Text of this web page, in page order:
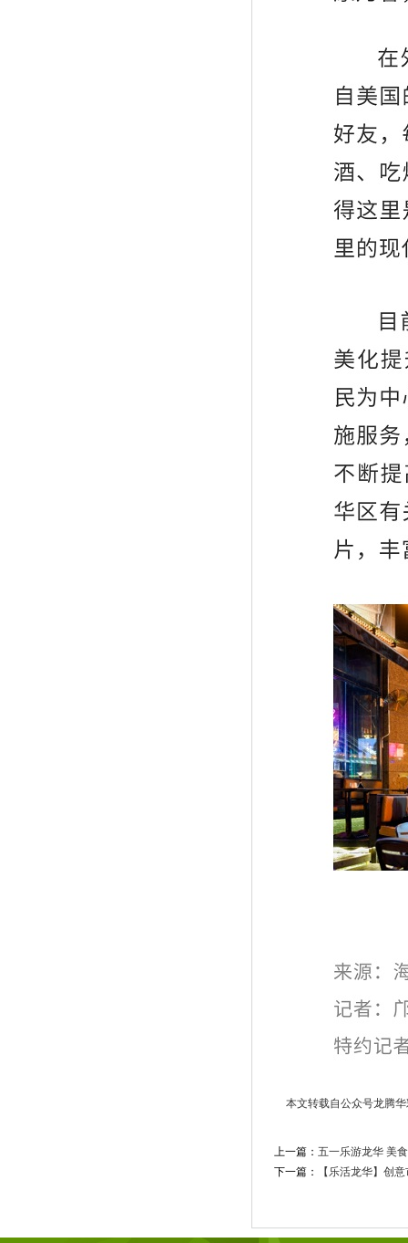
本文转载自公众号龙腾
上一篇： 五一乐游龙华 美
下一篇：
【乐活龙华】创